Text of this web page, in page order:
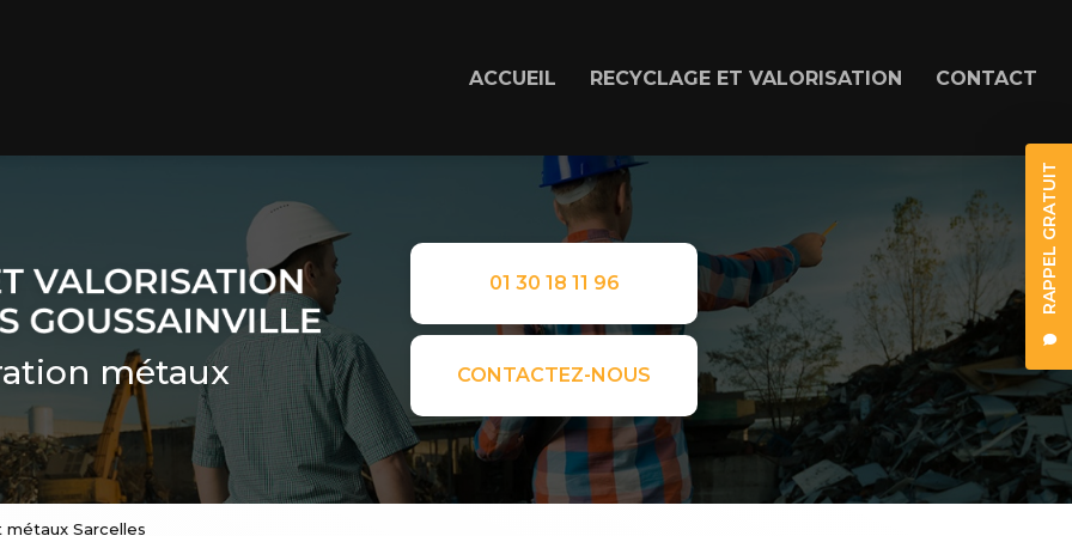
RAPPEL GRATUIT
ACCUEIL RECYCLAGE ET VALORISATION CONTACT
métaux
01 30 18 11 96
CONTACTEZ-NOUS
métaux Sarcelles